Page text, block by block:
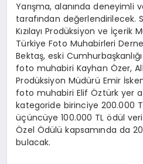
Yarışma, alanında deneyimli
tarafından değerlendirilecek.
Kızılayı Prodüksiyon ve İçerik
Türkiye Foto Muhabirleri
Bektaş, eski
foto muhabiri Kayhan Özer,
Prodüksiyon Müdürü Emir
foto muhabiri Elif Öztürk yer
kategoride birinciye 200.000
üçüncüye 100.000 TL ödül
Özel Ödülü kapsamında da
bulacak.